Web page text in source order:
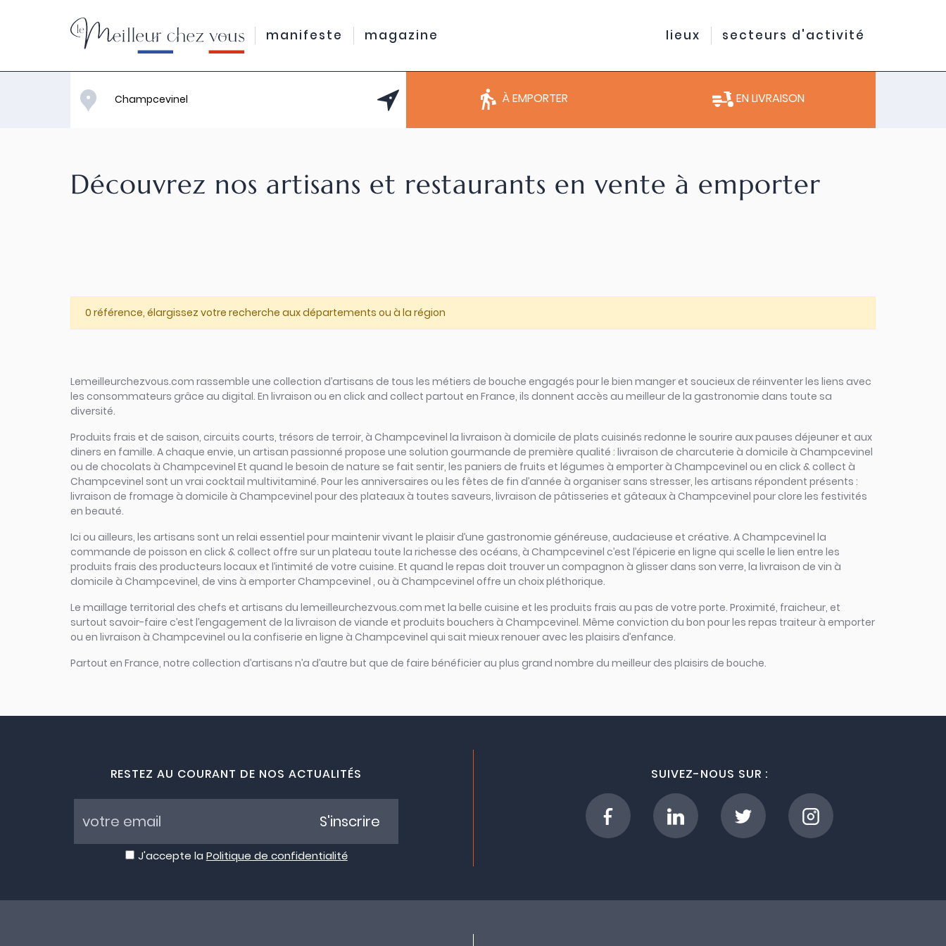
manifeste magazine lieux secteurs d'activité
À EMPORTER EN LIVRAISON
Découvrez nos artisans et restaurants en vente à emporter
0 référence, élargissez votre recherche aux départements ou à la région
Lemeilleurchezvous.com rassemble une collection d’artisans de tous les métiers de bouche engagés pour le bien manger et soucieux de réinventer les liens avec
les consommateurs grâce au digital. En livraison ou en click and collect partout en France, ils donnent accès au meilleur de la gastronomie dans toute sa
diversité.
Produits frais et de saison, circuits courts, trésors de terroir, à Champcevinel la livraison à domicile de plats cuisinés redonne le sourire aux pauses déjeuner et aux
diners en famille. A chaque envie, un artisan passionné propose une solution gourmande de première qualité : livraison de charcuterie à domicile à Champcevinel
ou de chocolats à Champcevinel Et quand le besoin de nature se fait sentir, les paniers de fruits et légumes à emporter à Champcevinel ou en click & collect à
Champcevinel sont un vrai cocktail multivitaminé. Pour les anniversaires ou les fêtes de fin d’année à organiser sans stresser, les artisans répondent présents :
livraison de fromage à domicile à Champcevinel pour des plateaux à toutes saveurs, livraison de pâtisseries et gâteaux à Champcevinel pour clore les festivités
en beauté.
Ici ou ailleurs, les artisans sont un relai essentiel pour maintenir vivant le plaisir d’une gastronomie généreuse, audacieuse et créative. A Champcevinel la
commande de poisson en click & collect offre sur un plateau toute la richesse des océans, à Champcevinel c’est l’épicerie en ligne qui scelle le lien entre les
produits frais des producteurs locaux et l’intimité de votre cuisine. Et quand le repas doit trouver un compagnon à glisser dans son verre, la livraison de vin à
domicile à Champcevinel, de vins à emporter Champcevinel , ou à Champcevinel offre un choix pléthorique.
Le maillage territorial des chefs et artisans du lemeilleurchezvous.com met la belle cuisine et les produits frais au pas de votre porte. Proximité, fraicheur, et
surtout savoir-faire c’est l’engagement de la livraison de viande et produits bouchers à Champcevinel. Même conviction du bon pour les repas traiteur à emporter
ou en livraison à Champcevinel ou la confiserie en ligne à Champcevinel qui sait mieux renouer avec les plaisirs d’enfance.
Partout en France, notre collection d’artisans n’a d’autre but que de faire bénéficier au plus grand nombre du meilleur des plaisirs de bouche.
RESTEZ AU COURANT DE NOS ACTUALITÉS
J'accepte la Politique de confidentialité
S'inscrire
SUIVEZ-NOUS SUR :